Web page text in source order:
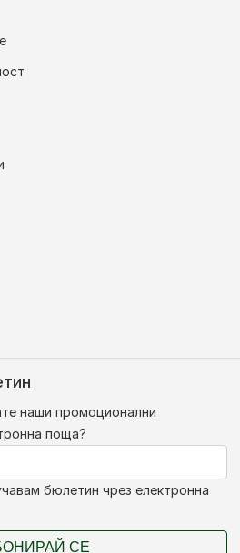
наши промоционални
поща?
бюлетин чрез електронна
СЕ